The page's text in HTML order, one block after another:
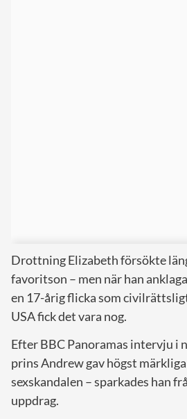
Drottning Elizabeth försökte
favoritson – men när han
en 17-årig flicka som
USA fick det vara nog.
Efter BBC Panoramas intervju i
prins Andrew gav högst
sexskandalen – sparkades han
uppdrag.